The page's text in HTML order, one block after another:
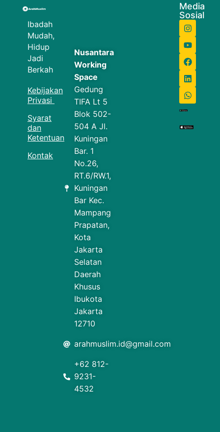
Ibadah
Mudah,
Hidup
Jadi
Berkah
Kebijakan
Privasi
Syarat
dan
Ketentuan
Kontak
Nusantara
Working
Space
Gedung
TIFA Lt 5
Blok 502-
504 A Jl.
Kuningan
Bar. 1
No.26,
RT.6/RW.1,
Kuningan
Bar Kec.
Mampang
Prapatan,
Kota
Jakarta
Selatan
Daerah
Khusus
Ibukota
Jakarta
12710
arahmuslim.id@gmail.com
+62 812-
9231-
4532
Media
Sosial